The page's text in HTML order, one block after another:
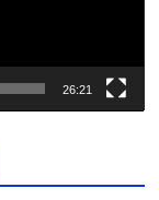
26:21